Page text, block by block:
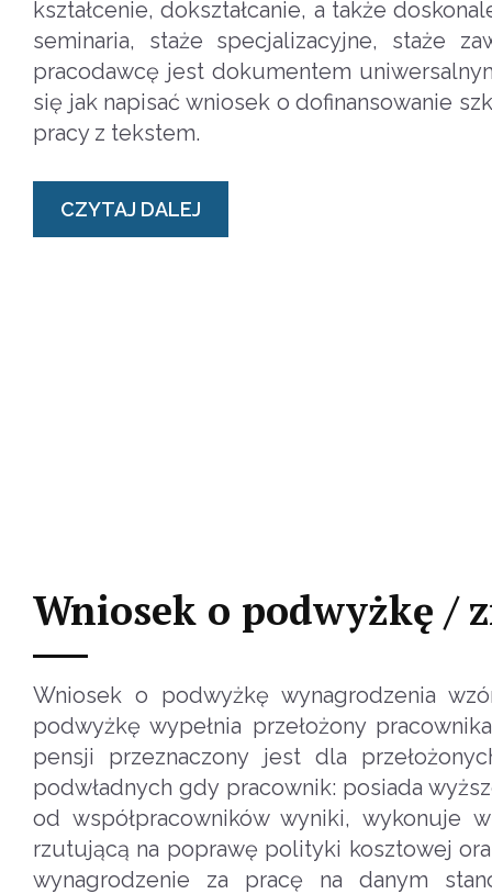
kształcenie, dokształcanie, a także
seminaria, staże specjalizacyjne, staże
pracodawcę jest dokumentem
się jak napisać wniosek o dofinansowanie
pracy z tekstem.
CZYTAJ DALEJ
Wniosek o podwyżkę /
Wniosek o podwyżkę wynagrodzenia
podwyżkę wypełnia przełożony
pensji przeznaczony jest dla
podwładnych gdy pracownik: posiada
od współpracowników wyniki, wykonuje
rzutującą na poprawę polityki kosztowej
wynagrodzenie za pracę na danym